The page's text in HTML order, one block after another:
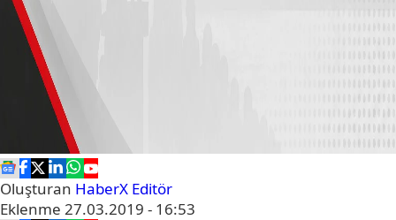
Oluşturan HaberX Editör
Eklenme 27.03.2019 - 16:53